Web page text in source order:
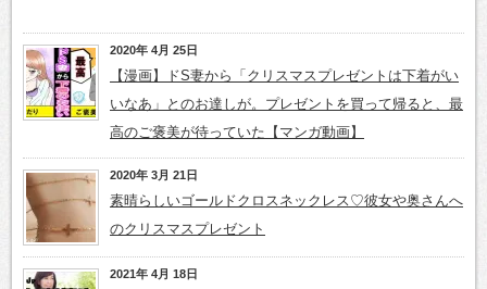
2020年 4月 25日
【漫画】ドS妻から「クリスマスプレゼントは下着がい
いなあ」とのお達しが。プレゼントを買って帰ると、最
高のご褒美が待っていた【マンガ動画】
2020年 3月 21日
素晴らしいゴールドクロスネックレス♡彼女や奥さんへ
のクリスマスプレゼント
2021年 4月 18日